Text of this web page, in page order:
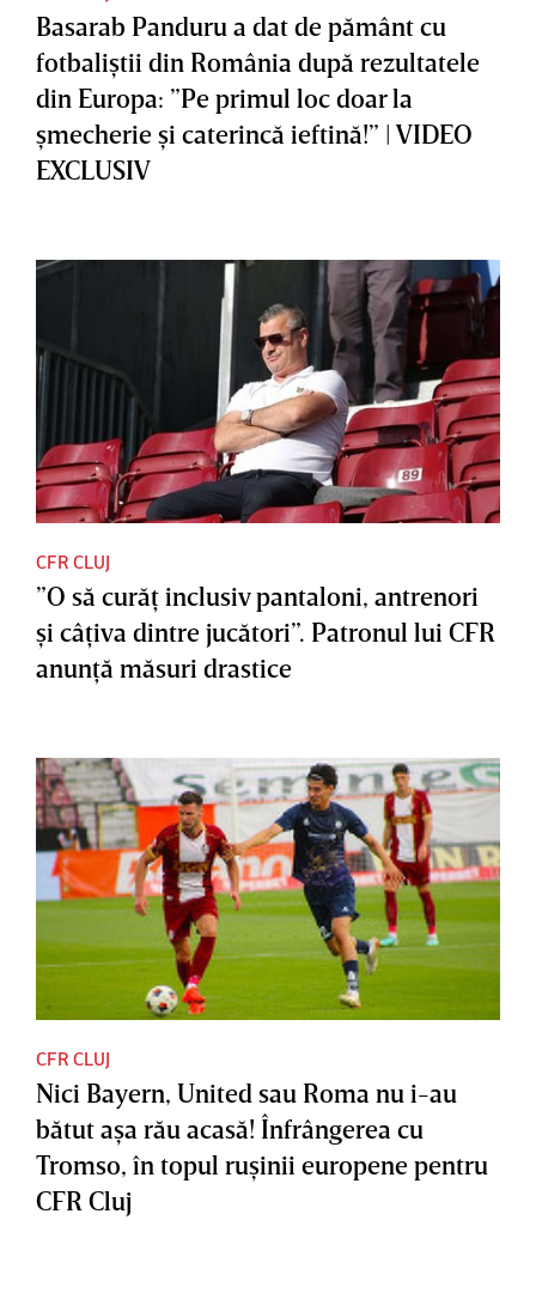
Basarab Panduru a dat de pământ cu
fotbaliştii din România după rezultatele
din Europa: ”Pe primul loc doar la
şmecherie şi caterincă ieftină!” | VIDEO
EXCLUSIV
CFR CLUJ
”O să curăţ inclusiv pantaloni, antrenori
şi câţiva dintre jucători”. Patronul lui CFR
anunţă măsuri drastice
CFR CLUJ
Nici Bayern, United sau Roma nu i-au
bătut aşa rău acasă! Înfrângerea cu
Tromso, în topul ruşinii europene pentru
CFR Cluj